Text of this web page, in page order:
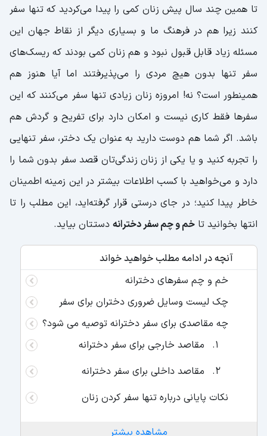
تا همین چند سال پیش زنان کمی را پیدا می‌کردید که تنها سفر
کنند زیرا هم در فرهنگ ما و بسیاری دیگر از نقاط جهان این
مسئله زیاد قابل قبول نبود و هم زنان کمی بودند که ریسک‌های
سفر تنها بدون هیچ مردی را می‌پذیرفتند اما آیا هنوز هم
همینطور است؟ نه! امروزه زنان زیادی تنها سفر می‌کنند که این
سفرها فقط کاری نیست و امکان دارد برای تفریح و گردش هم
باشد. اگر شما هم دوست دارید به عنوان یک دختر، سفر تنهایی
را تجربه کنید و یا یکی از زنان زندگی‌تان قصد سفر بدون شما را
دارد و می‌خواهید با کسب اطلاعات بیشتر در این زمینه اطمینان
خاطر پیدا کنید؛ در جای درستی قرار گرفته‌اید، این مطلب را تا
انتها بخوانید تا خم و چم سفر دخترانه دستتان بیاید.
آنچه در ادامه مطلب خواهید خواند
خم و چم سفرهای دخترانه
چک لیست وسایل ضروری دختران برای سفر
چه مقاصدی برای سفر دخترانه توصیه می شود؟
مقاصد خارجی برای سفر دخترانه
مقاصد داخلی برای سفر دخترانه
نکات پایانی درباره تنها سفر کردن زنان
مشاهده بیشتر